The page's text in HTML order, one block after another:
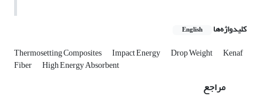
کلیدواژه‌ها English
Thermosetting Composites Impact Energy Drop Weight Kenaf
Fiber High Energy Absorbent
مراجع